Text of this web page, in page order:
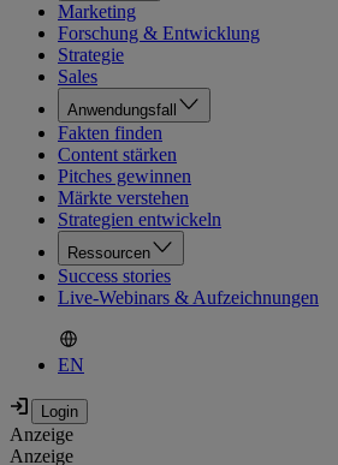
Marketing
Forschung & Entwicklung
Strategie
Sales
Anwendungsfall
Fakten finden
Content stärken
Pitches gewinnen
Märkte verstehen
Strategien entwickeln
Ressourcen
Success stories
Live-Webinars & Aufzeichnungen
EN
Anzeige
Anzeige